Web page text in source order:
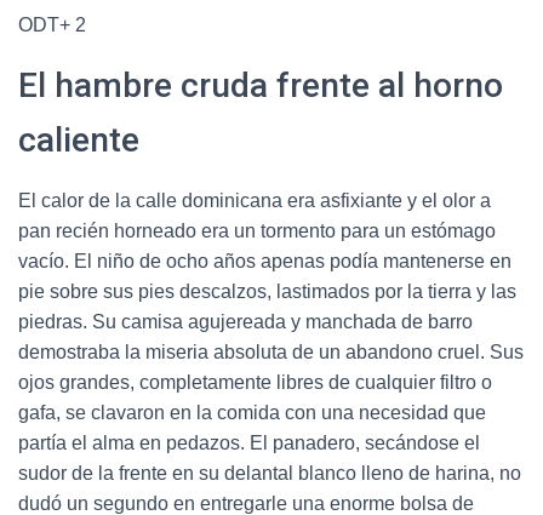
ODT+ 2
El hambre cruda frente al horno
caliente
El calor de la calle dominicana era asfixiante y el olor a
pan recién horneado era un tormento para un estómago
vacío. El niño de ocho años apenas podía mantenerse en
pie sobre sus pies descalzos, lastimados por la tierra y las
piedras. Su camisa agujereada y manchada de barro
demostraba la miseria absoluta de un abandono cruel. Sus
ojos grandes, completamente libres de cualquier filtro o
gafa, se clavaron en la comida con una necesidad que
partía el alma en pedazos. El panadero, secándose el
sudor de la frente en su delantal blanco lleno de harina, no
dudó un segundo en entregarle una enorme bolsa de